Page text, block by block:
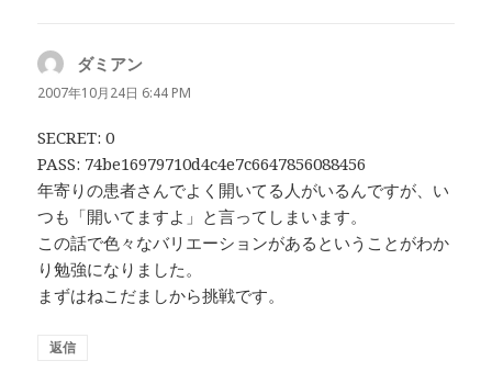
ダミアン
り:
2007年10月24日 6:44 PM
SECRET: 0
PASS: 74be16979710d4c4e7c6647856088456
年寄りの患者さんでよく開いてる人がいるんですが、い
つも「開いてますよ」と言ってしまいます。
この話で色々なバリエーションがあるということがわか
り勉強になりました。
まずはねこだましから挑戦です。
返信